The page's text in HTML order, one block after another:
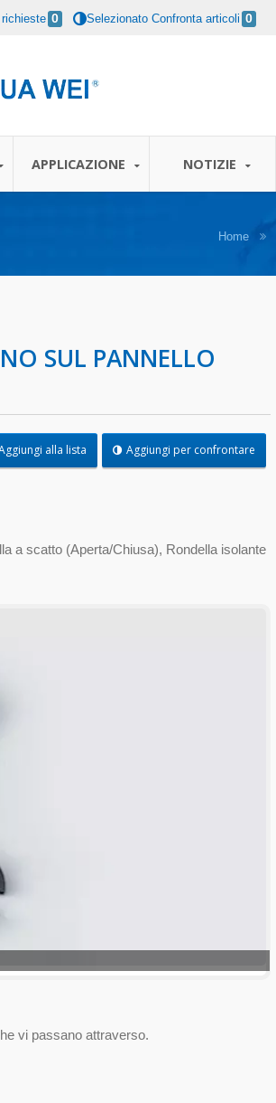
0 Selezionato Confronta articoli 0
APPLICAZIONE NOTIZIE
Home
SUL PANNELLO
alla lista Aggiungi per confrontare
a scatto (Aperta/Chiusa), Rondella isolante
vi passano attraverso.